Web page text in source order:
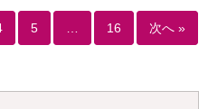
5 16 次へ »